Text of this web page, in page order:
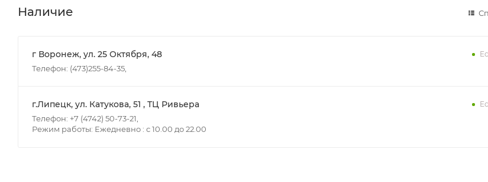
Наличие
г Воронеж, ул. 25 Октября, 48
Телефон: (473)255-84-35,
г.Липецк, ул. Катукова, 51 , ТЦ Ривьера
Телефон: +7 (4742) 50-73-21,
Режим работы: Ежедневно : с 10.00 до 22.00